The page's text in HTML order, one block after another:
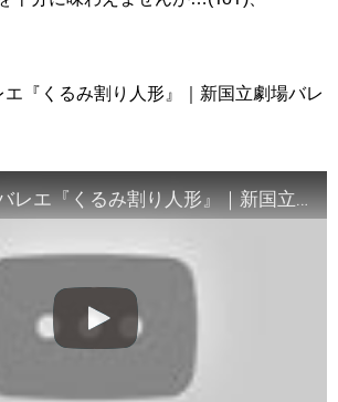
『くるみ割り人形』｜新国立劇場バレ
3分でわかる！バレエ『くるみ割り人形』｜新国立劇場バレエ団